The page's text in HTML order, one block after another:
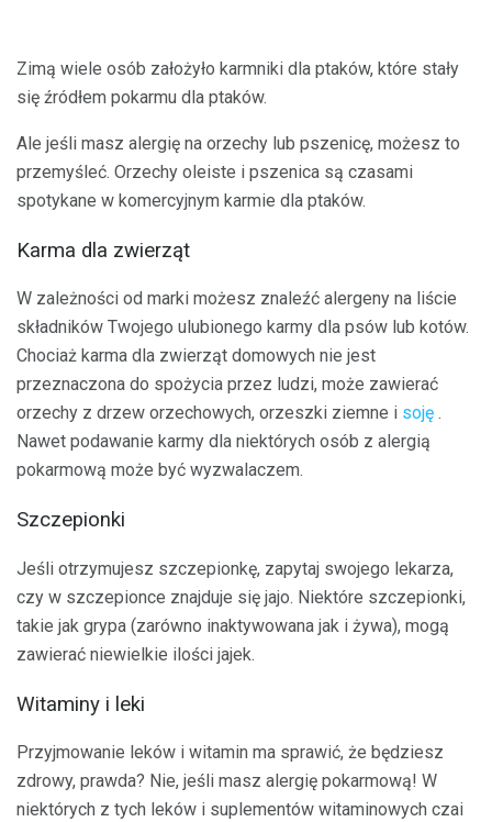
Zimą wiele osób założyło karmniki dla ptaków, które stały
się źródłem pokarmu dla ptaków.
Ale jeśli masz alergię na orzechy lub pszenicę, możesz to
przemyśleć. Orzechy oleiste i pszenica są czasami
spotykane w komercyjnym karmie dla ptaków.
Karma dla zwierząt
W zależności od marki możesz znaleźć alergeny na liście
składników Twojego ulubionego karmy dla psów lub kotów.
Chociaż karma dla zwierząt domowych nie jest
przeznaczona do spożycia przez ludzi, może zawierać
orzechy z drzew orzechowych, orzeszki ziemne i soję .
Nawet podawanie karmy dla niektórych osób z alergią
pokarmową może być wyzwalaczem.
Szczepionki
Jeśli otrzymujesz szczepionkę, zapytaj swojego lekarza,
czy w szczepionce znajduje się jajo. Niektóre szczepionki,
takie jak grypa (zarówno inaktywowana jak i żywa), mogą
zawierać niewielkie ilości jajek.
Witaminy i leki
Przyjmowanie leków i witamin ma sprawić, że będziesz
zdrowy, prawda? Nie, jeśli masz alergię pokarmową! W
niektórych z tych leków i suplementów witaminowych czai